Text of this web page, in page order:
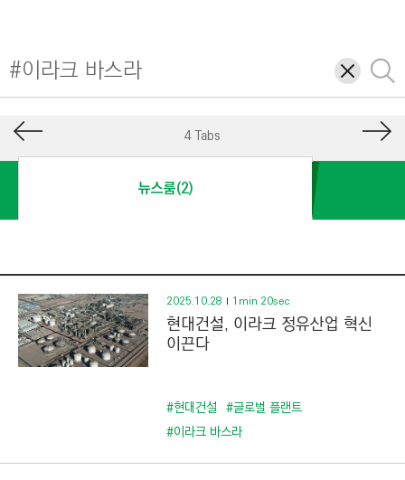
N
E
I
N
O
N
S
T
삭
제
검
색
4 Tabs
뉴스룸(2)
2025.10.28 1min 20sec
현대건설, 이라크 정유산업 혁신
이끈다
#현대건설 #글로벌 플랜트
#이라크 바스라